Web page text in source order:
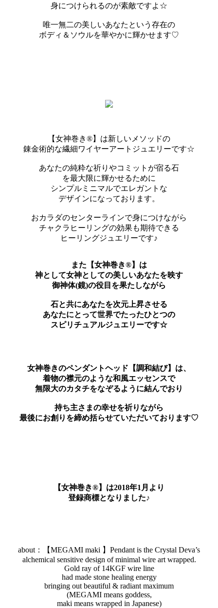
身につけられるのが素敵ですよ☆
唯一無二の美しいあなたという存在の
ボディ＆ソウルを華やかに輝かせます♡
【女神巻き®】は新しいメソッドの
錬金術的な繊細ワイヤーアートジュエリーです☆
あなたの純粋な祈りやコミットが宿る石
を最大限に輝かせるために
シンプルミニマルでエレガントな
デザインになっております。
おカラダのセンターラインで身につけながら
チャクラヒーリングの効果も期待できる
ヒーリングジュエリーです♪
また【女神巻き®】は
神として女神としての美しいあなたを映す
御神体(鏡)の役目を果たしながら
石と共にあなたを次元上昇させる
あなたにとって世界でたったひとつの
スピリチュアルジュエリーです☆
女神巻きのペンダントヘッド【調和結び】は、
着物の襟元のような和風エッセンスで
無限大のカタチをなぞるように結んでおり
持ち主さまの幸せを祈りながら
最後にお創りを締め括らせていただいております♡
【女神巻き®】は2018年1月より
登録商標となりました♪
about：【MEGAMI maki 】Pendant is the Crystal Deva’s
alchemical sensitive design of minimal wire art wrapped.
Gold ray of 14KGF wire line
had made stone healing energy
bringing out beautiful & radiant maximum
(MEGAMI means goddess,
maki means wrapped in Japanese)